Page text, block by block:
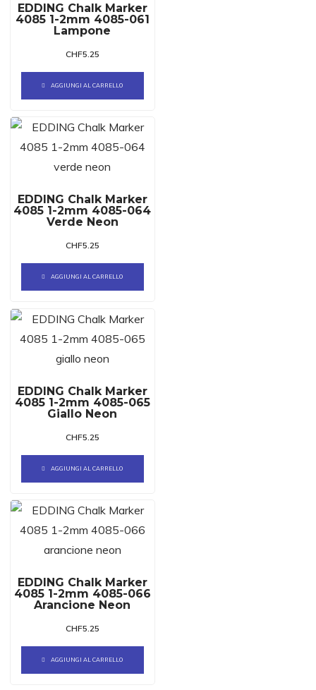
EDDING Chalk Marker
4085 1-2mm 4085-061
Lampone
CHF5.25
AGGIUNGI AL CARRELLO
EDDING Chalk Marker
4085 1-2mm 4085-064
Verde Neon
CHF5.25
AGGIUNGI AL CARRELLO
EDDING Chalk Marker
4085 1-2mm 4085-065
Giallo Neon
CHF5.25
AGGIUNGI AL CARRELLO
EDDING Chalk Marker
4085 1-2mm 4085-066
Arancione Neon
CHF5.25
AGGIUNGI AL CARRELLO